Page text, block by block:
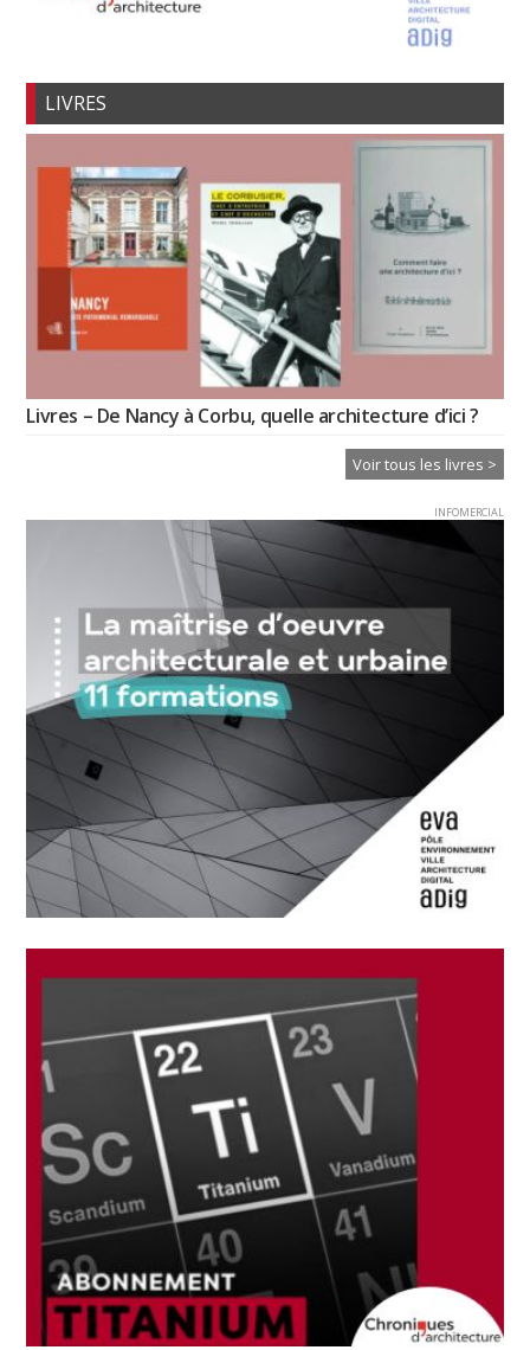
LIVRES
Livres – De Nancy à Corbu, quelle architecture d’ici ?
Voir tous les livres >
INFOMERCIAL